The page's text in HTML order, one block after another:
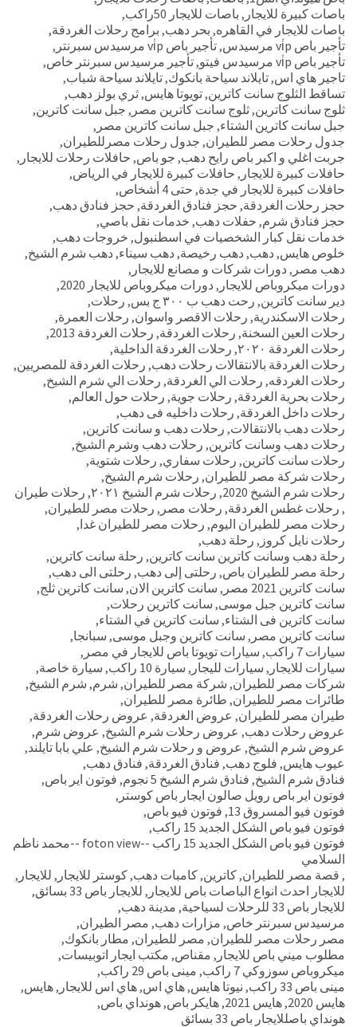
باصات كبيرة للايجار , باصات للايجار 50راكب
,
باصات للايجار في القاهره, بحر دهب, برامج رحلات الغردقة,
تأجير باص vi̇p مرسيدس
,تأجير باص vi̇p مرسيدس سبرنتر
,
تأجير باص vi̇p مرسيدس فيتو
,تأجير مرسيدس سبرنتر خاص,
تاجير هاي اس,تايلاند سياحة بانكوك,تايلاند سياحة شباب,
تساقط الثلوج سانت كاترين,تويوتا هايس,ثري بولز دهب,
ثلوج سانت كاترين,ثلوج سانت كاترين مصر , جبل سانت كاترين,
جبل سانت كاترين الشتاء, جبل سانت كاترين مصر ,
جدول رحلات مصر للطيران, جدول رحلات مصرللطيران,
جربت اغلي و اكبر باص رايح دهب, جو باص, حافلات رحلات للايجار ,
حافلات كبيرة للايجار , حافلات كبيرة للايجار في الرياض,
حافلات كبيرة للايجار في جدة, حتى 4 أشخاص
,
حجز رحلات الغردقة, حجز فنادق الغردقة, حجز فنادق دهب,
حجز فنادق شرم, حفلات دهب, خدمات نقل باصي,
خدمات نقل كبار الشخصيات في اسطنبول, خروجات دهب,
خلوص هايس,دهب,دهب رخيصة,دهب سيناء,دهب شرم الشيخ,
دهب مصر ,دورات شركات و مصانع للايجار ,
دورات ميكروباص للايجار ,دورات ميكروباص للايجار 2020
,
دير سانت كاترين, رحت دهب ب ٣٠٠ ج بس , رحلات,
رحلات الاسكندرية, رحلات الاقصر واسوان, رحلات العمرة,
رحلات العين السخنة, رحلات الغردقة, رحلات الغردقة 2013
,
رحلات الغردقة ٢٠٢٠
, رحلات الغردقة الداخلية,
رحلات الغردقة بالانتقالات رحلات دهب, رحلات الغردقة للمصريين,
رحلات الغردقه, رحلات الي الغردقة, رحلات الي شرم الشيخ,
رحلات بحرية الغردقة, رحلات جوية, رحلات حول العالم,
رحلات داخل الغردقة, رحلات داخليه فى دهب,
رحلات دهب بالانتقالات, رحلات دهب و سانت كاترين,
رحلات دهب وسانت كاترين, رحلات دهب وشرم الشيخ,
رحلات سانت كاترين, رحلات سفاري, رحلات شتوية,
رحلات شركة مصر للطيران, رحلات شرم الشيخ,
رحلات شرم الشيخ 2020
, رحلات شرم الشيخ ٢٠٢١ , رحلات طيران
, رحلات غطس الغردقة, رحلات مصر , رحلات مصر للطيران,
رحلات مصر للطيران اليوم, رحلات مصر للطيران غدا,
رحلات نايل كروز , رحلة دهب,
رحلة دهب وسانت كاترين سانت كاترين, رحلة سانت كاترين,
رحلة مصر للطيران باص, رحلتى إلى دهب, رحلتى الى دهب,
سانت كاترين 2021 مصر
, سانت كاترين الان, سانت كاترين ثلج,
سانت كاترين جبل موسى, سانت كاترين رحلات,
سانت كاترين فى الشتاء, سانت كاترين في الشتاء,
سانت كاترين مصر , سانت كاترين وجبل موسى, سبانجا,
سيارات 7 راكب
, سيارات تويوتا باص للايجار في مصر ,
سيارات للايجار , سيارات لليجار , سيارة 10 راكب , سيارة خاصة,
شركات مصر للطيران, شركة مصر للطيران, شرم, شرم الشيخ,
طائرات مصر للطيران, طائرة مصر للطيران,
طيران مصر للطيران, عروض الغردقة, عروض رحلات الغردقة,
عروض رحلات دهب, عروض رحلات شرم الشيخ, عروض شرم,
عروض شرم الشيخ, عروض و رحلات شرم الشيخ, علي بابا تايلند,
عيوب هايس, فلوج دهب, فنادق الغردقة, فنادق دهب,
فنادق شرم الشيخ, فنادق شرم الشيخ 5 نجوم , فوتون اير باص,
فوتون اير باص رويل صالون ايجار باص كوستر ,
فوتون فيو المسروق 13
, فوتون فيو باص,
فوتون فيو باص الشكل الجديد 15 راكب
,
فوتون فيو باص الشكل الجديد 15 راكب --foton view --محمد ناظم
السلامي
, قصة مصر للطيران,كاترين,كامبات دهب,كوستر للايجار , للايجار ,
للايجار احدث انواع الباصات باص للايجار , للايجار باص 33 بسائق
,
للايجار باص 33 للرحلات لسياحية
, مدينة دهب,
مرسيدس سبرنتر خاص, مزارات دهب, مصر الطيران,
مصر رحلات مصر للطيران, مصر للطيران, مطار بانكوك,
مطلوب ميني باص للايجار , مقناص, مكتب ايجار اتوبيسات,
ميكروباص سوزوكي 7 راكب
, مينى باص 29 راكب
,
مينى باص 33 راكب
, نيوتا هايس,هاي اس,هاي اس للايجار ,هايس,
هايس 2020
,هايس 2021 ,هايكر باص,هونداي باص,
هونداي باصللايجار باص 33 بسائق